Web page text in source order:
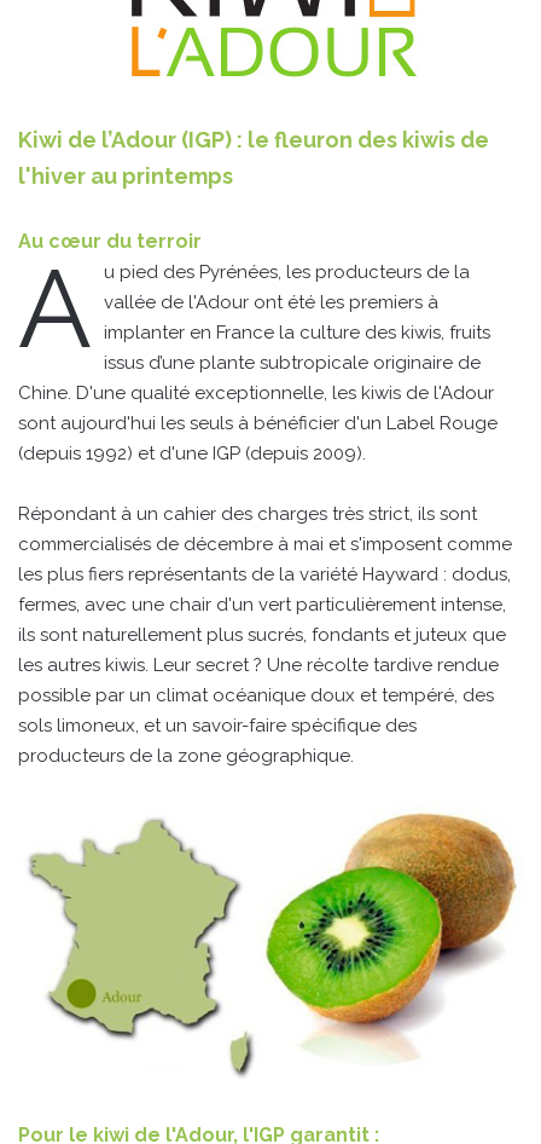
Kiwi de l’Adour (IGP) : le fleuron des kiwis de
l'hiver au printemps
Au cœur du terroir
A
u pied des Pyrénées, les producteurs de la
vallée de l'Adour ont été les premiers à
implanter en France la culture des kiwis, fruits
issus d’une plante subtropicale originaire de
Chine. D'une qualité exceptionnelle, les kiwis de l'Adour
sont aujourd'hui les seuls à bénéficier d'un Label Rouge
(depuis 1992) et d'une IGP (depuis 2009).
Répondant à un cahier des charges très strict, ils sont
commercialisés de décembre à mai et s'imposent comme
les plus fiers représentants de la variété Hayward : dodus,
fermes, avec une chair d'un vert particulièrement intense,
ils sont naturellement plus sucrés, fondants et juteux que
les autres kiwis. Leur secret ? Une récolte tardive rendue
possible par un climat océanique doux et tempéré, des
sols limoneux, et un savoir-faire spécifique des
producteurs de la zone géographique.
Pour le kiwi de l'Adour, l'IGP garantit :